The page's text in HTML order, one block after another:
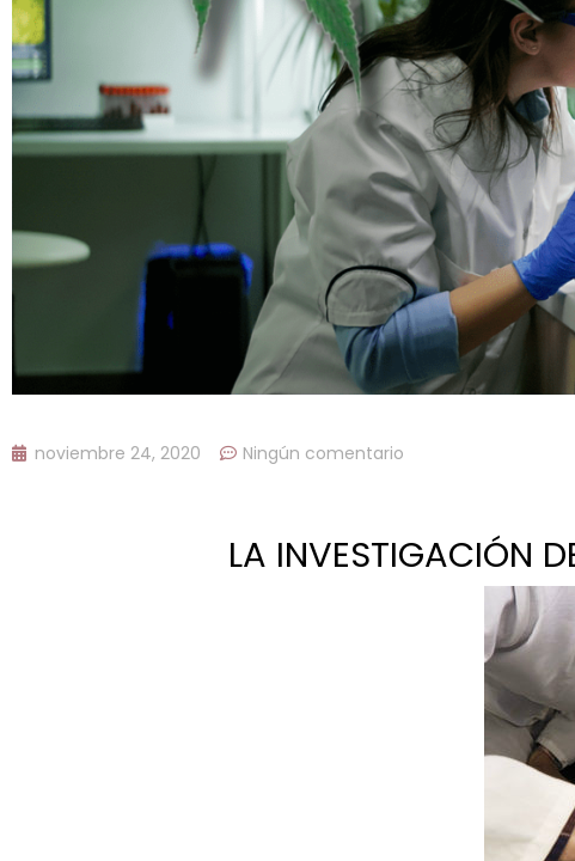
noviembre 24, 2020 Ningún comentario
LA INVESTIGACIÓN